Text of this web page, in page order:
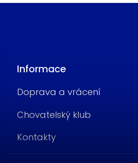
Informace
Doprava a vrácení
Chovatelský klub
Kontakty